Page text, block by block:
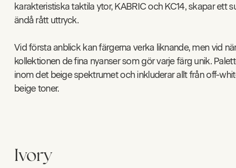
karakteristiska taktila ytor, KABRIC och KC14, skapar ett
ändå rått uttryck.
Vid första anblick kan färgerna verka liknande, men vid
kollektionen de fina nyanser som gör varje färg unik.
inom det beige spektrumet och inkluderar allt från off-
beige toner.
Ivory